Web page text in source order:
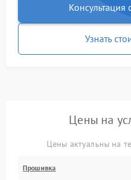
Консультация
Узнать
Цены на
Цены актуальны на
Прошивка